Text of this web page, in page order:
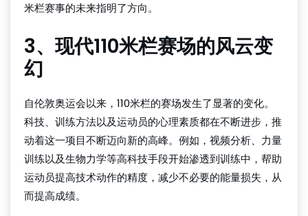
米栏赛事的未来指明了方向。
3、现代110米栏赛场的风云变
幻
自伦敦奥运会以来，110米栏的赛场发生了显著的变化。
科技、训练方法以及运动员的心理素质都在不断进步，推
动着这一项目不断迈向新的高峰。例如，视频分析、力量
训练以及生物力学等高科技手段开始渗透到训练中，帮助
运动员提高技术动作的精度，减少不必要的能量损失，从
而提高成绩。